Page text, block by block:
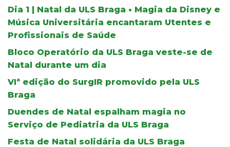
Dia 1 | Natal da ULS Braga • Magia da Disney e
Música Universitária encantaram Utentes e
Profissionais de Saúde
Bloco Operatório da ULS Braga veste-se de
Natal durante um dia
VIª edição do SurgIR promovido pela ULS
Braga
Duendes de Natal espalham magia no
Serviço de Pediatria da ULS Braga
Festa de Natal solidária da ULS Braga